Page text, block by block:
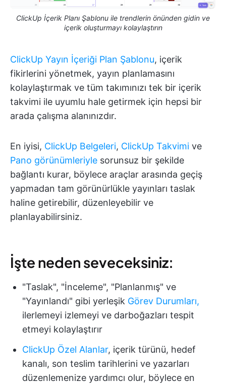
ClickUp İçerik Planı Şablonu ile trendlerin önünden gidin ve
içerik oluşturmayı kolaylaştırın
ClickUp Yayın İçeriği Plan Şablonu, içerik
fikirlerini yönetmek, yayın planlamasını
kolaylaştırmak ve tüm takımınızı tek bir içerik
takvimi ile uyumlu hale getirmek için hepsi bir
arada çalışma alanınızdır.
En iyisi, ClickUp Belgeleri, ClickUp Takvimi ve
Pano görünümleriyle sorunsuz bir şekilde
bağlantı kurar, böylece araçlar arasında geçiş
yapmadan tam görünürlükle yayınları taslak
haline getirebilir, düzenleyebilir ve
planlayabilirsiniz.
İşte neden seveceksiniz:
"Taslak", "İnceleme", "Planlanmış" ve
"Yayınlandı" gibi yerleşik Görev Durumları,
ilerlemeyi izlemeyi ve darboğazları tespit
etmeyi kolaylaştırır
ClickUp Özel Alanlar, içerik türünü, hedef
kanalı, son teslim tarihlerini ve yazarları
düzenlemenize yardımcı olur, böylece en